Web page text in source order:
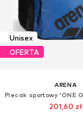
Unisex
OFERTA
ARENA
201,60 zł